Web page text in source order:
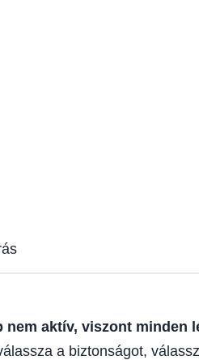
aktív, viszont
a biztonságot,